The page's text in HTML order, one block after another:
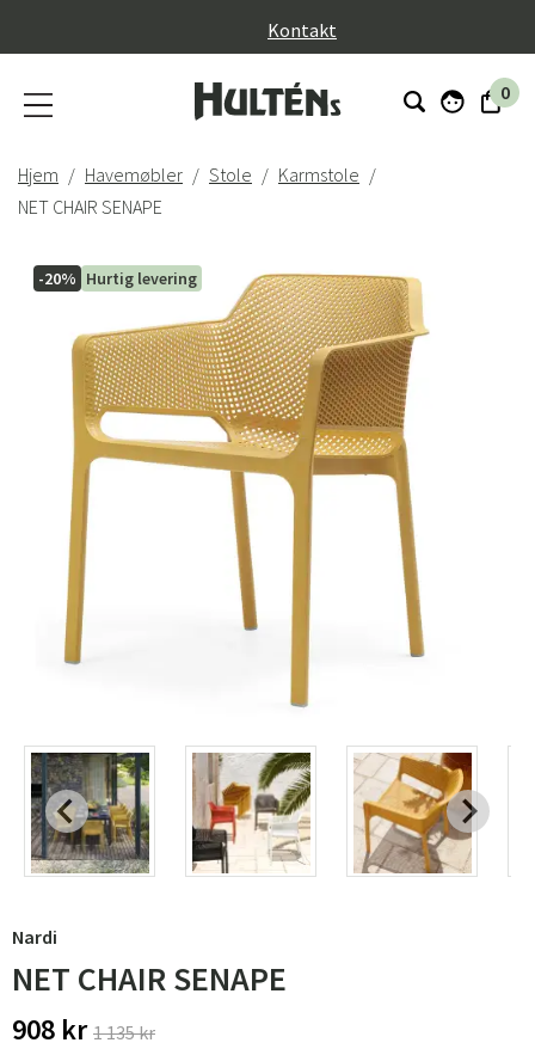
Kontakt
0
Hjem Havemøbler Stole
Karmstole
NET CHAIR SENAPE
-20% Hurtig levering
Nardi
NET CHAIR SENAPE
908 kr 1 135 kr